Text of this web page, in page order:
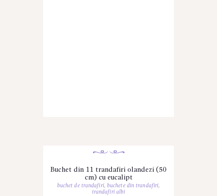
Buchet din 11 trandafiri olandezi (50
cm) cu eucalipt
buchet de trandafiri, buchete din trandafiri,
trandafiri albi